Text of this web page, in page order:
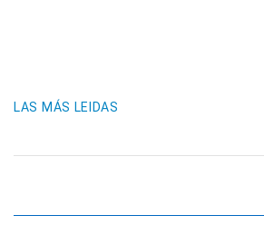
LAS MÁS LEIDAS